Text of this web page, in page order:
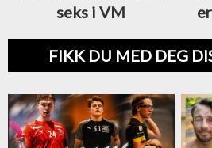
seks i VM
FIKK DU MED DEG